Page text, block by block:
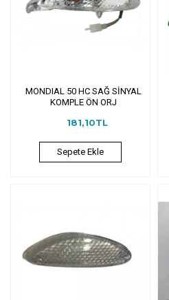
MONDIAL 50 HC SAĞ SİNYAL
KOMPLE ÖN ORJ
181,10TL
Sepete Ekle